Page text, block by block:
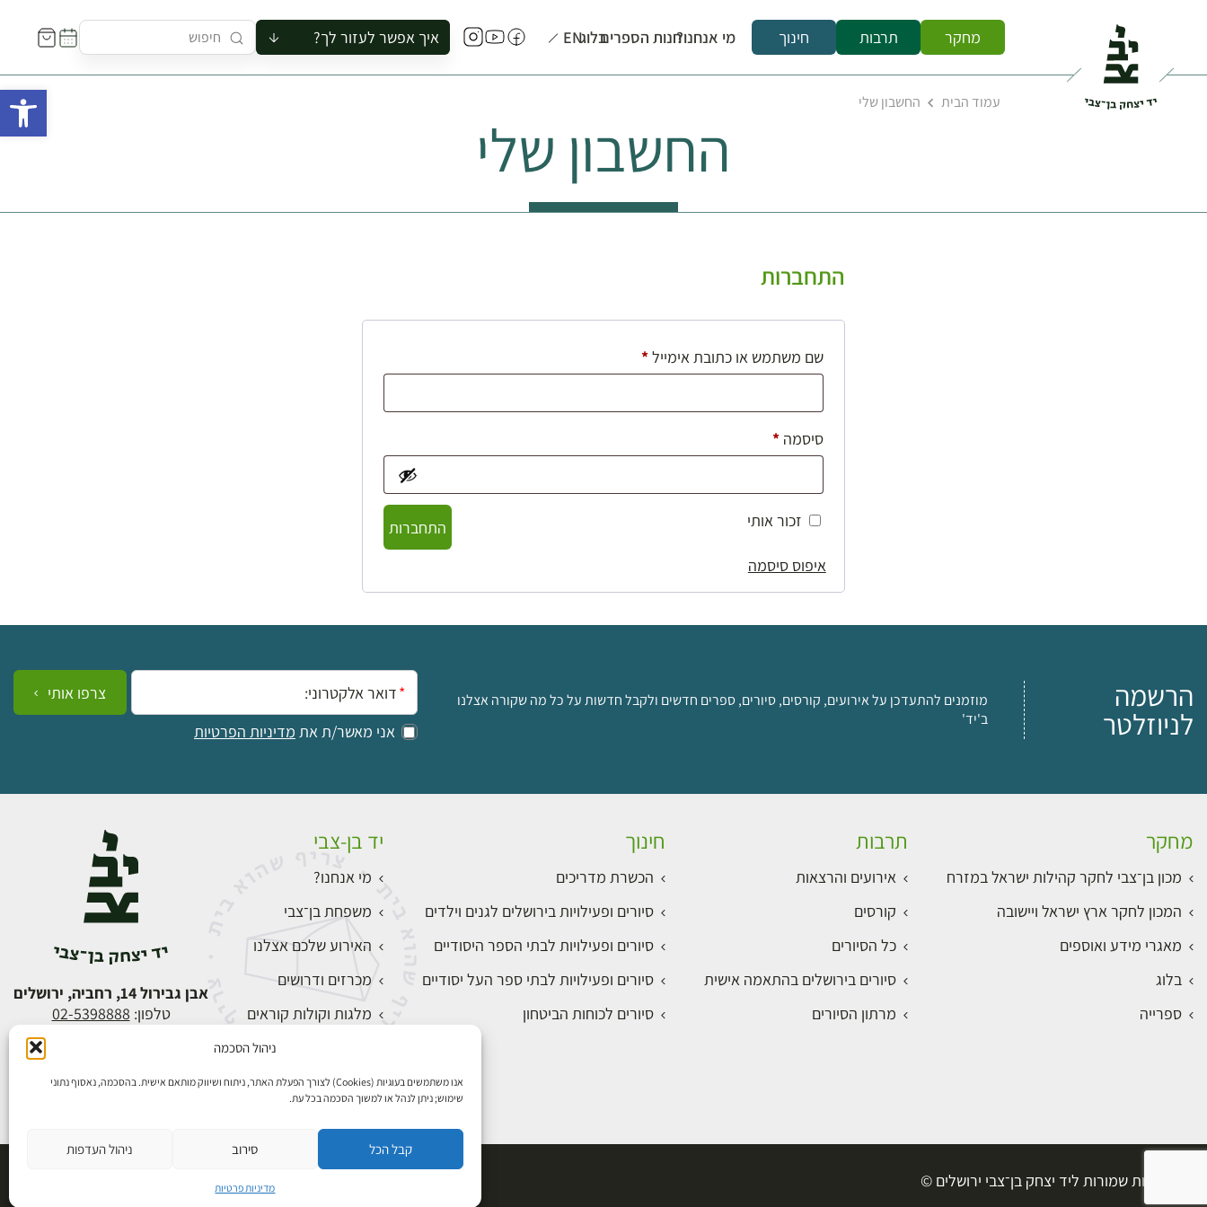
ניהול הסכמה
אנו משתמשים בעוגיות (Cookies) לצורך הפעלת האתר, ניתוח ושיווק מותאם אישית. בהסכמה, נאסוף נתוני
שימוש; ניתן לנהל או למשוך הסכמה בכל עת.
קבל הכל סירוב ניהול העדפות
מדיניות פרטיות
מחקר תרבות חינוך מי אנחנו?חנות הספריםבלוגEN איך אפשר לעזור לך?
להזמין סיור לקבוצה
לתאם ביקור בצריף
עמוד הבית החשבון שלי
החשבון שלי
התחברות
שם משתמש או כתובת אימייל*חובה
סיסמה*חובה
זכור אותי
התחברות
איפוס סיסמה
הרשמה
לניוזלטר
מוזמנים להתעדכן על אירועים, קורסים, סיורים, ספרים חדשים ולקבל חדשות על כל מה שקורה אצלנו
ב'יד'
אימייל:
אני מאשר/ת את מדיניות הפרטיות
צרפו אותי
מחקר
מכון בן־צבי לחקר קהילות ישראל במזרח
המכון לחקר ארץ ישראל ויישובה
מאגרי מידע ואוספים
בלוג
ספרייה
תרבות
אירועים והרצאות
קורסים
כל הסיורים
סיורים בירושלים בהתאמה אישית
מרתון הסיורים
חינוך
הכשרת מדריכים
סיורים ופעילויות בירושלים לגנים וילדים
סיורים ופעילויות לבתי הספר היסודיים
סיורים ופעילויות לבתי ספר העל יסודיים
סיורים לכוחות הביטחון
יד בן-צבי
מי אנחנו?
משפחת בן־צבי
האירוע שלכם אצלנו
מכרזים ודרושים
מלגות וקולות קוראים
התחברות
אבן גבירול 14, רחביה, ירושלים
טלפון: 02-5398888
כל הזכויות שמורות ליד יצחק בן־צבי ירושלים ©